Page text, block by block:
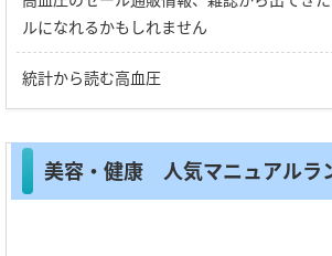
ルになれるかもしれません
統計から読む高血圧
美容・健康 人気マニュアルラ